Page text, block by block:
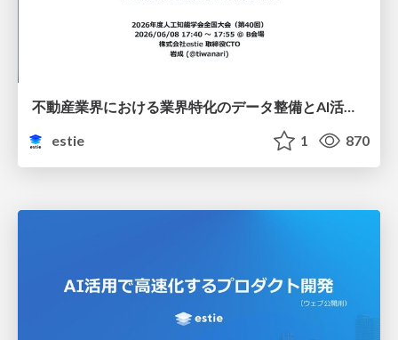
不動産業界における業界特化のデータ整備とAI活用 ─Vertical DataとVertical AI─
estie
1 870